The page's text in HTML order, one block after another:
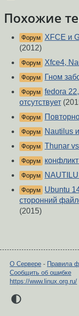
Похожие
Форум XFCE и
(2012)
Форум Xfce4,
Форум Гном
Форум fedora
отсутствует
Форум
Форум Nautilus
Форум Thunar
Форум
Форум
Форум
Ubuntu
сторонний
(2015)
О Сервере - Правила
Сообщить об ошибке
https://www.linux.org.ru/